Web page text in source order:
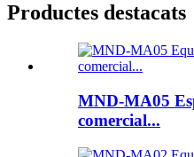
Productes destacats
MND-MA05
comercial...